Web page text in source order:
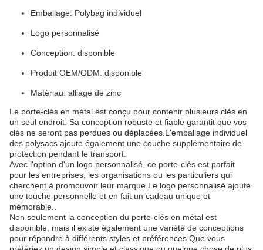
Emballage: Polybag individuel
Logo personnalisé
Conception: disponible
Produit OEM/ODM: disponible
Matériau: alliage de zinc
Le porte-clés en métal est conçu pour contenir plusieurs clés en
un seul endroit. Sa conception robuste et fiable garantit que vos
clés ne seront pas perdues ou déplacées.L'emballage individuel
des polysacs ajoute également une couche supplémentaire de
protection pendant le transport.
Avec l'option d'un logo personnalisé, ce porte-clés est parfait
pour les entreprises, les organisations ou les particuliers qui
cherchent à promouvoir leur marque.Le logo personnalisé ajoute
une touche personnelle et en fait un cadeau unique et
mémorable..
Non seulement la conception du porte-clés en métal est
disponible, mais il existe également une variété de conceptions
pour répondre à différents styles et préférences.Que vous